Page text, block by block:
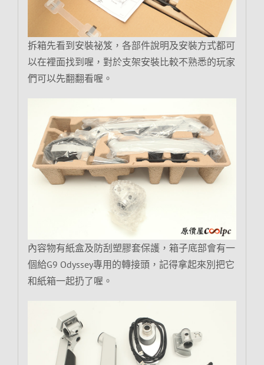
拆箱先看到安裝祕笈，各部件說明及安裝方式都可
以在裡面找到喔，對於支架安裝比較不熟悉的玩家
們可以先翻翻看喔。
內容物有紙盒及防刮塑膠套保護，箱子底部會有一
個給G9 Odyssey專用的轉接頭，記得拿起來別把它
和紙箱一起扔了喔。